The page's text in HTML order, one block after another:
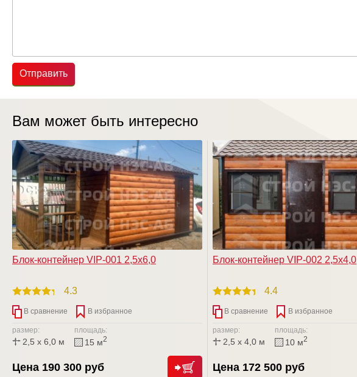
Отправить
Вам может быть интересно
Блок-контейнер VIP-001 2,5х6,0
4.3
В сравнение В избранное
размер:
2,5 x 6,0 м
площадь:
15 м2
Цена 190 300 руб
Блок-контейнер VIP-002 2,5х4,0
4.4
В сравнение В избранное
размер:
2,5 x 4,0 м
площадь:
10 м2
Цена 172 500 руб